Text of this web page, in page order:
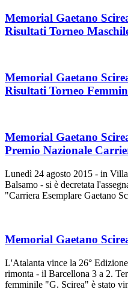
Memorial Gaetano
Risultati Torneo
Memorial Gaetano
Risultati Torneo
Memorial Gaetano
Premio Nazionale
Lunedì 24 agosto 2015 - in
Balsamo - si è decretata
"Carriera Esemplare Gaetano
Memorial Gaetano
L'Atalanta vince la 26°
rimonta - il Barcellona 3 a 2.
femminile "G. Scirea" è stato